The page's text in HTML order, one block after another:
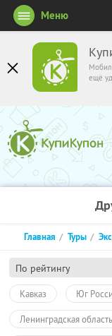
ещё
Меню
По рейтингу
Главная Туры
Кавказ Юг
Ленинградская область